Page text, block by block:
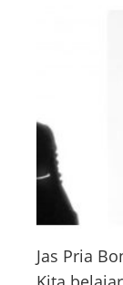
Jas Pria